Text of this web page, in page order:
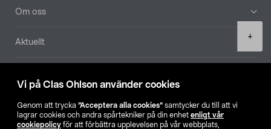
Vi på Clas Ohlson använder cookies
Genom att trycka ”Acceptera alla cookies” samtycker du till att vi
lagrar cookies och andra spårtekniker på din enhet enligt vår
cookiepolicy för att förbättra upplevelsen på vår webbplats,
+
Om oss
Aktuellt
Hitta butik